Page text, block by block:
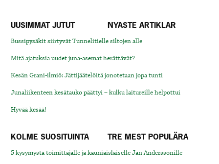
UUSIMMAT JUTUT NYASTE ARTIKLAR
Bussipysäkit siirtyvät Tunnelitielle siltojen alle
Mitä ajatuksia uudet juna-asemat herättävät?
Kesän Grani-ilmiö: Jättijäätelöitä jonotetaan jopa tunti
Junaliikenteen kesätauko päättyi – kulku laitureille helpottui
Hyvää kesää!
KOLME SUOSITUINTA TRE MEST POPULÄRA
5 kysymystä toimittajalle ja kauniaislaiselle Jan Anderssonille